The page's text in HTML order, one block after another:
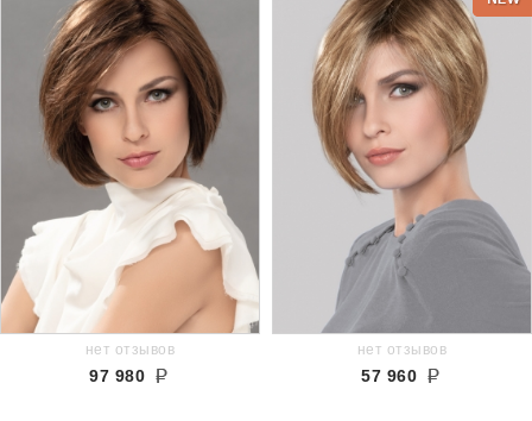
нет отзывов
97 980
нет отзывов
57 960